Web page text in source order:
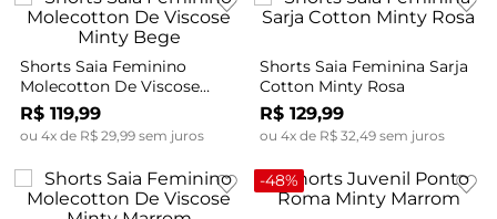
Shorts Saia Feminino
Molecotton De Viscose
Minty Bege
R$ 119,99
ou 4x de R$ 29, 99sem juros
Shorts Saia Feminina Sarja
Cotton Minty Rosa
R$ 129,99
ou 4x de R$ 32 49sem juros
-48%